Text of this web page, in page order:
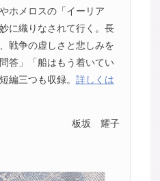
ホメロスの「イーリア
に織りなされて行く。長
戦争の虚しさと悲しみを
答」「船はもう着いてい
編三つも収録。 詳しくは
板坂 耀子